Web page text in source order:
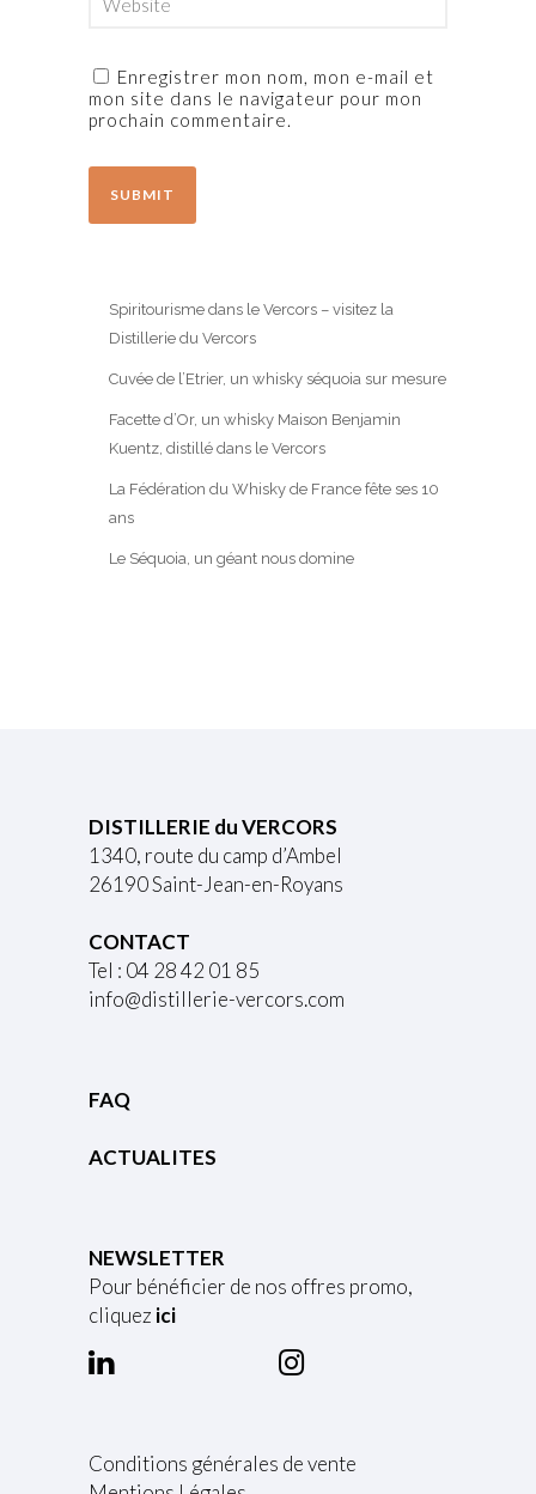
Enregistrer mon nom, mon e-mail et
mon site dans le navigateur pour mon
prochain commentaire.
Spiritourisme dans le Vercors – visitez la
Distillerie du Vercors
Cuvée de l’Etrier, un whisky séquoia sur mesure
Facette d’Or, un whisky Maison Benjamin
Kuentz, distillé dans le Vercors
La Fédération du Whisky de France fête ses 10
ans
Le Séquoia, un géant nous domine
DISTILLERIE du VERCORS
1340, route du camp d’Ambel
26190 Saint-Jean-en-Royans
CONTACT
Tel : 04 28 42 01 85
info@distillerie-vercors.com
FAQ
ACTUALITES
NEWSLETTER
Pour bénéficier de nos offres promo,
cliquez ici
Conditions générales de vente